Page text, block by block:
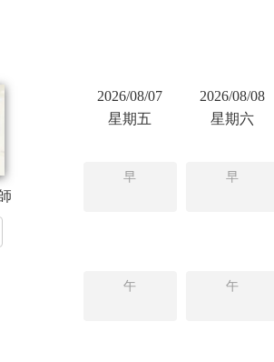
2026/08/07
星期五
2026/08/08
星期六
早 早
午 午